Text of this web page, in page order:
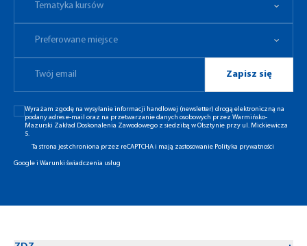
Tematyka kursów
Preferowane miejsce
Zapisz się
Wyrażam zgodę na wysyłanie informacji handlowej (newsletter) drogą elektroniczną na
podany adres e-mail oraz na przetwarzanie danych osobowych przez Warmińsko-
Mazurski Zakład Doskonalenia Zawodowego z siedzibą w Olsztynie przy ul. Mickiewicza
5.
Ta strona jest chroniona przez reCAPTCHA i mają zastosowanie Polityka prywatności
Googlei Warunki świadczenia usług